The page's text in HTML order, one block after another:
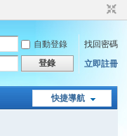
自動登錄
找回密碼
登錄 立即註冊
快捷導航